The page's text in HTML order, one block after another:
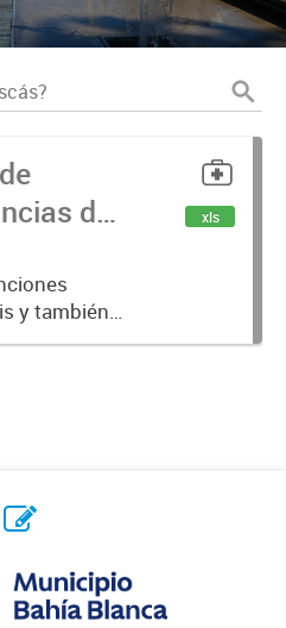
de
y también
xls